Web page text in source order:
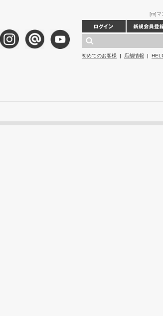
[m]マ
初めてのお客様 | 店舗情報 |